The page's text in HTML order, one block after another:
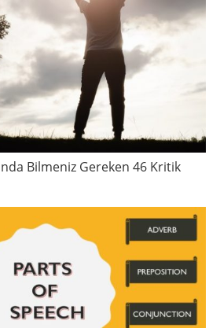
Bilmeniz Gereken 46 Kritik